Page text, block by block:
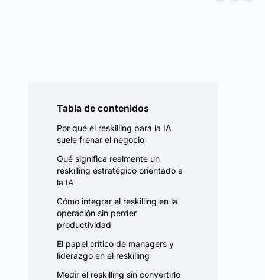
Tabla de contenidos
Por qué el reskilling para la IA
suele frenar el negocio
Qué significa realmente un
reskilling estratégico orientado a
la IA
Cómo integrar el reskilling en la
operación sin perder
productividad
El papel crítico de managers y
liderazgo en el reskilling
Medir el reskilling sin convertirlo